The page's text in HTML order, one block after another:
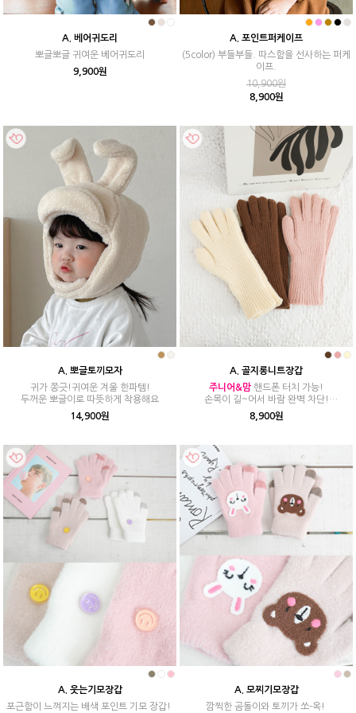
A. 베어귀도리
뽀글뽀글 귀여운 베어귀도리
9,900원
A. 포인트퍼케이프
(5color) 부들부들. 따스함을 선사하는 퍼케
이프.
10,900원
8,900원
A. 뽀글토끼모자
귀가 쫑긋!귀여운 겨울 한파템!
두꺼운 뽀글이로 따뜻하게 착용해요
14,900원
A. 골지롱니트장갑
주니어&맘 핸드폰 터치 가능!
손목이 길~어서 바람 완벽 차단!
감성적인 컬러감의 최신 유행템 :)
8,900원
A. 웃는기모장갑
포근함이 느껴지는 배색 포인트 기모 장갑!
A. 모찌기모장갑
깜찍한 곰돌이와 토끼가 쏘-옥!